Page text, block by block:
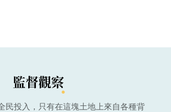
監督觀察
民投入，只有在這塊土地上來自各種背